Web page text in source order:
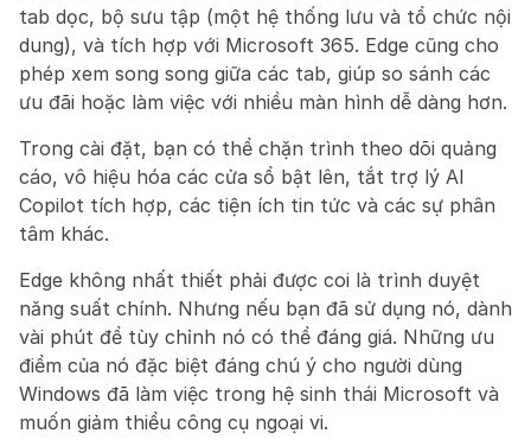
tab dọc, bộ sưu tập (một hệ thống lưu và tổ chức nội
dung), và tích hợp với Microsoft 365. Edge cũng cho
phép xem song song giữa các tab, giúp so sánh các
ưu đãi hoặc làm việc với nhiều màn hình dễ dàng hơn.
Trong cài đặt, bạn có thể chặn trình theo dõi quảng
cáo, vô hiệu hóa các cửa sổ bật lên, tắt trợ lý AI
Copilot tích hợp, các tiện ích tin tức và các sự phân
tâm khác.
Edge không nhất thiết phải được coi là trình duyệt
năng suất chính. Nhưng nếu bạn đã sử dụng nó, dành
vài phút để tùy chỉnh nó có thể đáng giá. Những ưu
điểm của nó đặc biệt đáng chú ý cho người dùng
Windows đã làm việc trong hệ sinh thái Microsoft và
muốn giảm thiểu công cụ ngoại vi.